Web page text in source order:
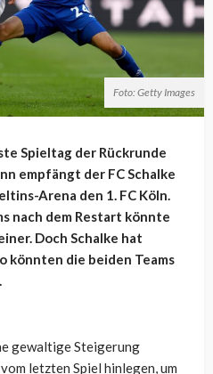
Foto: Getty Images
Spieltag der Rückrunde
empfängt der FC Schalke
Arena den 1. FC Köln.
nach dem Restart könnte
Doch Schalke hat
könnten die beiden Teams
gewaltige Steigerung
letzten Spiel hinlegen, um